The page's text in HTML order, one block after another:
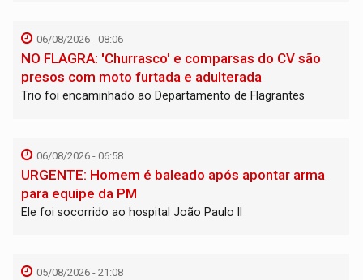
06/08/2026 - 08:06
NO FLAGRA: 'Churrasco' e comparsas do CV são
presos com moto furtada e adulterada
Trio foi encaminhado ao Departamento de Flagrantes
06/08/2026 - 06:58
URGENTE: Homem é baleado após apontar arma
para equipe da PM
Ele foi socorrido ao hospital João Paulo II
05/08/2026 - 21:08